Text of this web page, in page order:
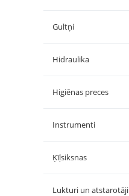
Gultņi
Hidraulika
Higiēnas preces
Instrumenti
Ķīļsiksnas
Lukturi un atstarotāji